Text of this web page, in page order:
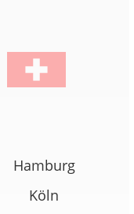
Hamburg
Köln